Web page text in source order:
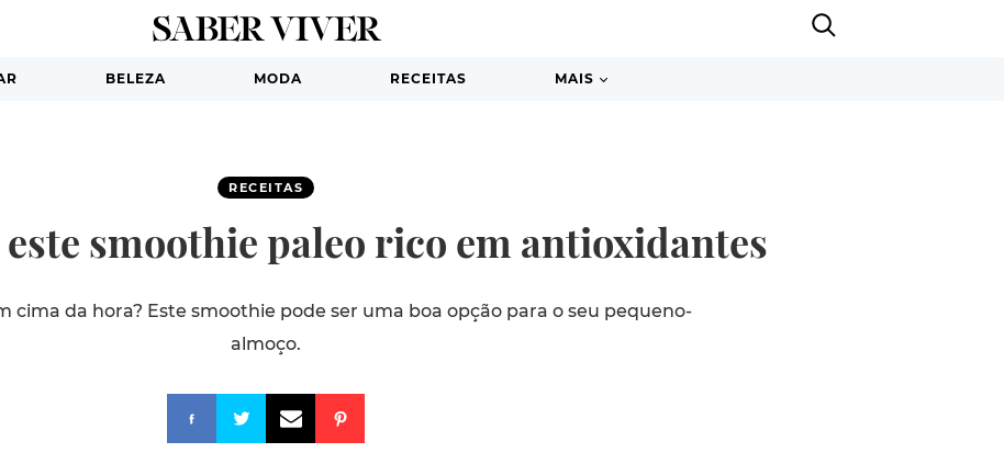
BELEZA MODA RECEITAS MAIS
RECEITAS
smoothie paleo rico em antioxidantes
cima da hora? Este smoothie pode ser uma boa opção para o seu pequeno-
almoço.